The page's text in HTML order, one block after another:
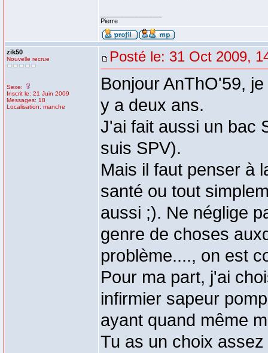
Pierre
zik50
Nouvelle recrue
Sexe:
Inscrit le: 21 Juin 2009
Messages: 18
Localisation: manche
Posté le: 31 Oct 2009,
Bonjour AnThO'59,
y a deux ans.
J'ai fait aussi un bac
suis SPV).
Mais il faut penser à
santé ou tout
aussi ;). Ne néglige
genre de choses
problème...., on est
Pour ma part, j'ai
infirmier sapeur
ayant quand même
Tu as un choix